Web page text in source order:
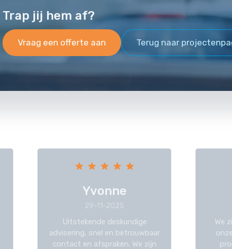
Trap jij hem af?
Vraag een offerte aan Terug naar
Yvonne
29-11-2025
Uitstekende deskundige
advisering, snel en betrouwbaar
contact en afspraken. We zijn
We